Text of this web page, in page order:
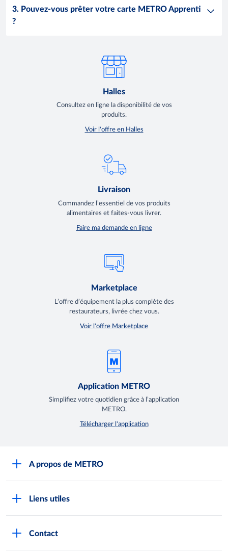
3. Pouvez-vous prêter votre carte METRO Apprenti
?
Halles
Consultez en ligne la disponibilité de vos
produits.
Voir l'offre en Halles
Livraison
Commandez l’essentiel de vos produits
alimentaires et faites-vous livrer.
Faire ma demande en ligne
Marketplace
L’offre d’équipement la plus complète des
restaurateurs, livrée chez vous.
Voir l'offre Marketplace
Application METRO
Simplifiez votre quotidien grâce à l’application
METRO.
Télécharger l'application
A propos de METRO
Liens utiles
Contact